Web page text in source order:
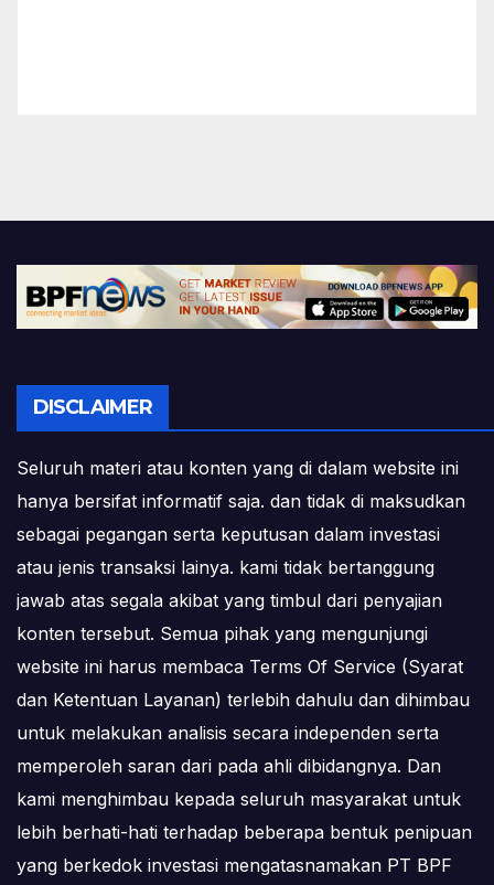
DISCLAIMER
Seluruh materi atau konten yang di dalam website ini
hanya bersifat informatif saja. dan tidak di maksudkan
sebagai pegangan serta keputusan dalam investasi
atau jenis transaksi lainya. kami tidak bertanggung
jawab atas segala akibat yang timbul dari penyajian
konten tersebut. Semua pihak yang mengunjungi
website ini harus membaca Terms Of Service (Syarat
dan Ketentuan Layanan) terlebih dahulu dan dihimbau
untuk melakukan analisis secara independen serta
memperoleh saran dari pada ahli dibidangnya. Dan
kami menghimbau kepada seluruh masyarakat untuk
lebih berhati-hati terhadap beberapa bentuk penipuan
yang berkedok investasi mengatasnamakan PT BPF